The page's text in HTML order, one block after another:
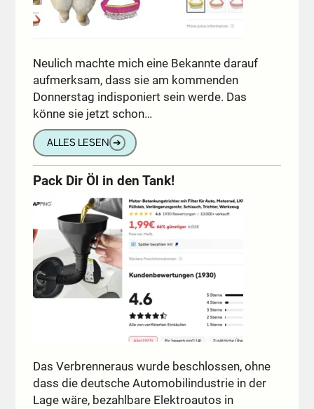
Neulich machte mich eine Bekannte darauf
aufmerksam, dass sie am kommenden
Donnerstag indisponiert sein werde. Das
könne sie jetzt schon…
ALLES LESEN ➔
Pack Dir Öl in den Tank!
Das Verbrenneraus wurde beschlossen, ohne
dass die deutsche Automobilindustrie in der
Lage wäre, bezahlbare Elektroautos in